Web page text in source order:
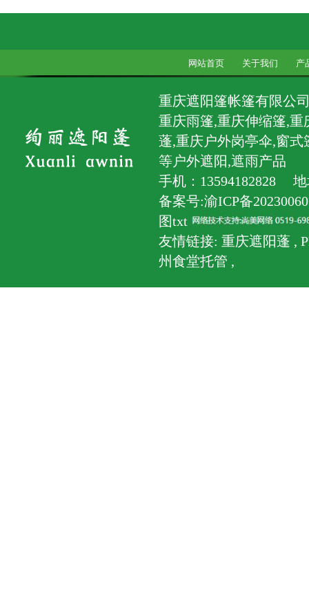
网站首页 关于我们 产
重庆遮阳篷帐篷有限公
重庆雨篷,重庆伸缩篷,
蓬,重庆户外岗亭伞,窗
等户外遮阳,遮雨产品
手机：13594182828
备案号:渝ICP备
图txt
友情链接: 重庆遮阳蓬 ,
州食堂托管 ,